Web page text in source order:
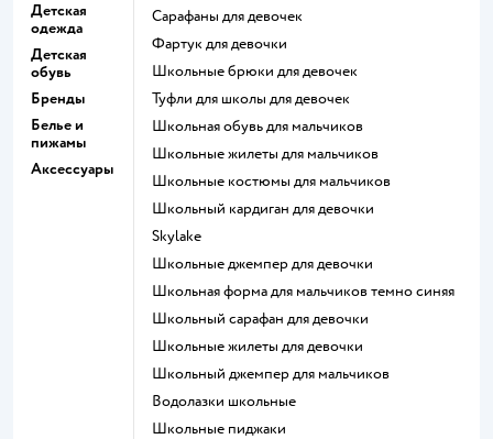
Детская
одежда
Детская
обувь
Бренды
Белье и
пижамы
Аксессуары
Сарафаны для девочек
Фартук для девочки
Школьные брюки для девочек
Туфли для школы для девочек
Школьная обувь для мальчиков
Школьные жилеты для мальчиков
Школьные костюмы для мальчиков
Школьный кардиган для девочки
Skylake
Школьные джемпер для девочки
Школьная форма для мальчиков темно синяя
Школьный сарафан для девочки
Школьные жилеты для девочки
Школьный джемпер для мальчиков
Водолазки школьные
Школьные пиджаки